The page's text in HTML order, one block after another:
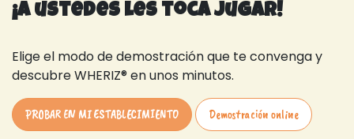
¡A ustedes les toca jugar!
Elige el modo de demostración que te convenga y
descubre WHERIZ® en unos minutos.
PROBAR EN MI ESTABLECIMIENTO​ Demostración online